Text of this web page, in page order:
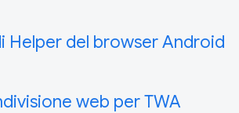
Helper del browser Android
web per TWA